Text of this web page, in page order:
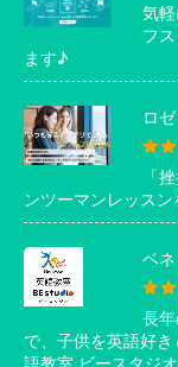
気
フ
ます♪
ロ
「
ンツーマンレッス
ベ
長
で、子供を英語好
語教室 ビースタジオ